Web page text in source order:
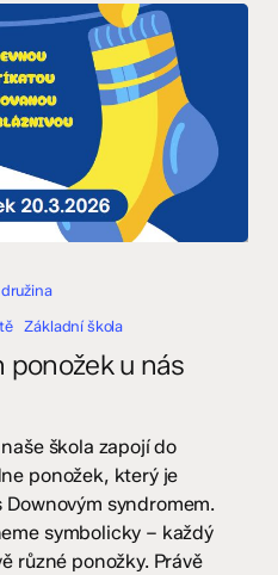
Základní škola
ponožek u nás
škola zapojí do
ponožek, který je
syndromem.
symbolicky – každý
různé ponožky. Právě